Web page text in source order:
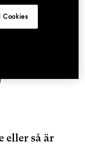
eller så är
Cookies